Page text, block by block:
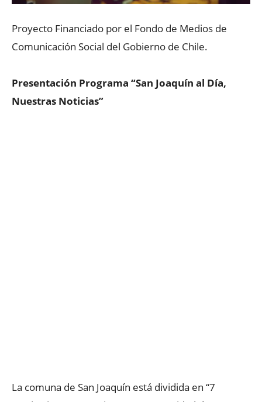
Proyecto Financiado por el Fondo de Medios de
Comunicación Social del Gobierno de Chile.
Presentación Programa “San Joaquín al Día,
Nuestras Noticias”
La comuna de San Joaquín está dividida en “7